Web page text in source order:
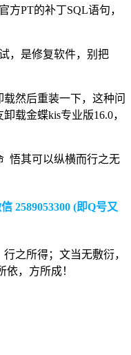
方PT的补丁SQL语句，
，是修复软件，别把
然后重装一下，这种问
载金蝶kis专业版16.0，
悟其可以纵横而行之无
2589053300 (即Q号又
之所得；文当无敷衍，
，方所成！